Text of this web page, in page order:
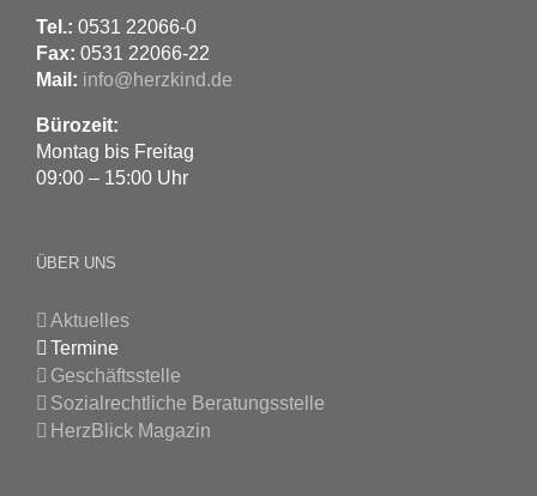
Tel.: 0531 22066-0
Fax: 0531 22066-22
Mail: info@herzkind.de
Bürozeit:
Montag bis Freitag
09:00 – 15:00 Uhr
ÜBER UNS
Aktuelles
Termine
Geschäftsstelle
Sozialrechtliche Beratungsstelle
HerzBlick Magazin